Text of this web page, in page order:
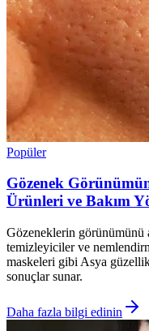
Popüler
Gözenek
Ürünleri ve Bakım
Gözeneklerin
temizleyiciler ve
maskeleri gibi Asya
sonuçlar sunar.
Daha fazla bilgi edinin